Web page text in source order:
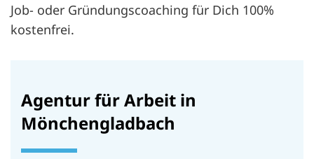
Job- oder Gründungscoaching für Dich 100%
kostenfrei.
Agentur für Arbeit in
Mönchengladbach